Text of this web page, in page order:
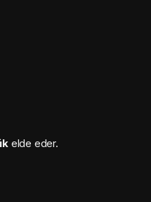
elde eder.